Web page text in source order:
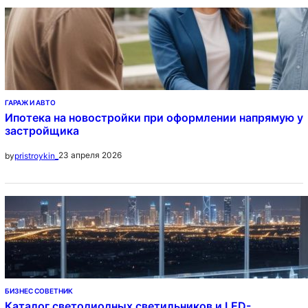
ГАРАЖ И АВТО
Ипотека на новостройки при оформлении напрямую у
застройщика
bypristroykin_ 23 апреля 2026
БИЗНЕС СОВЕТНИК